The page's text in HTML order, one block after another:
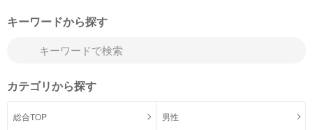
キーワードから探す
カテゴリから探す
総合TOP 男性